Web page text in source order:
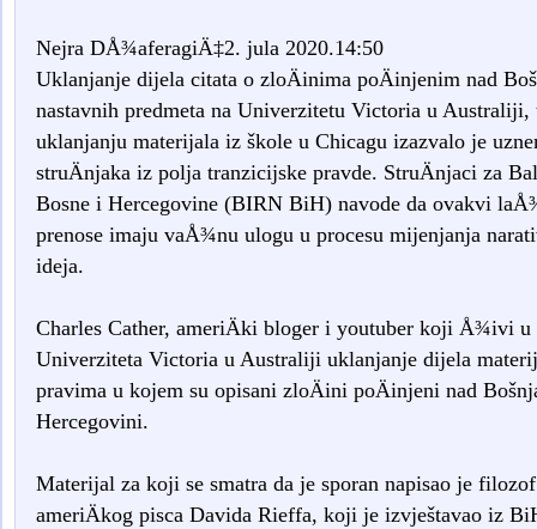
Nejra DÅ¾aferagiÄ‡2. jula 2020.14:50
Uklanjanje dijela citata o zloÄinima poÄinjenim nad
nastavnih predmeta na Univerzitetu Victoria u
uklanjanju materijala iz škole u Chicagu izazvalo je
struÄnjaka iz polja tranzicijske pravde. StruÄnjaci za
Bosne i Hercegovine (BIRN BiH) navode da ovakvi
prenose imaju vaÅ¾nu ulogu u procesu mijenjanja
ideja.
Charles Cather, ameriÄki bloger i youtuber koji Å¾ivi
Univerziteta Victoria u Australiji uklanjanje dijela
pravima u kojem su opisani zloÄini poÄinjeni nad
Hercegovini.
Materijal za koji se smatra da je sporan napisao je
ameriÄkog pisca Davida Rieffa, koji je izvještavao iz